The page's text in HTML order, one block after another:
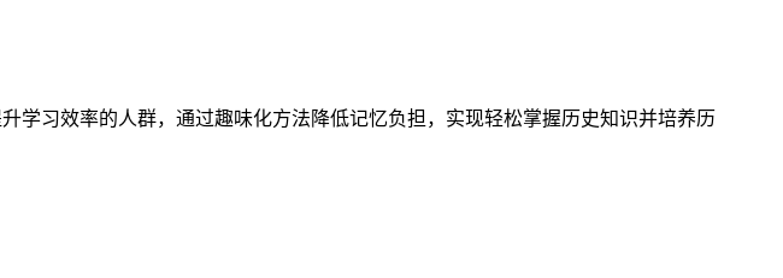
学习效率的人群，通过趣味化方法降低记忆负担，实现轻松掌握历史知识并培养历